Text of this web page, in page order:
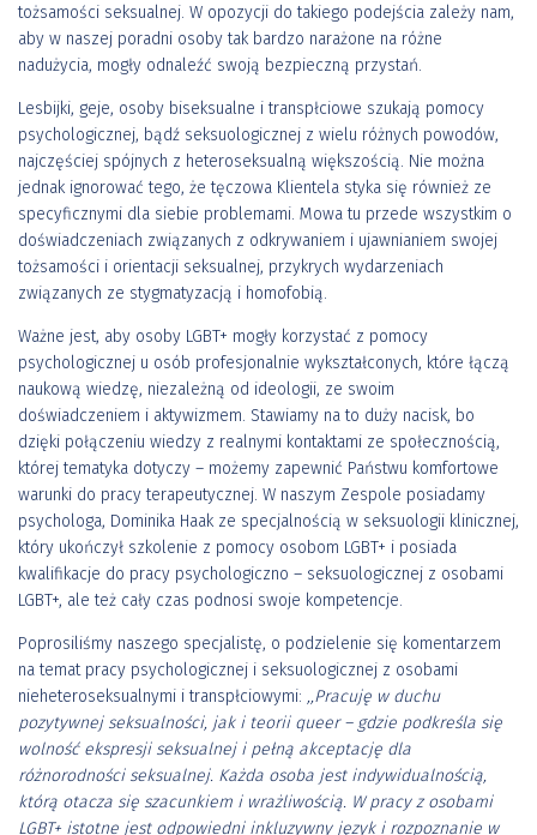
tożsamości seksualnej. W opozycji do takiego podejścia zależy nam,
aby w naszej poradni osoby tak bardzo narażone na różne
nadużycia, mogły odnaleźć swoją bezpieczną przystań.
Lesbijki, geje, osoby biseksualne i transpłciowe szukają pomocy
psychologicznej, bądź seksuologicznej z wielu różnych powodów,
najczęściej spójnych z heteroseksualną większością. Nie można
jednak ignorować tego, że tęczowa Klientela styka się również ze
specyficznymi dla siebie problemami. Mowa tu przede wszystkim o
doświadczeniach związanych z odkrywaniem i ujawnianiem swojej
tożsamości i orientacji seksualnej, przykrych wydarzeniach
związanych ze stygmatyzacją i homofobią.
Ważne jest, aby osoby LGBT+ mogły korzystać z pomocy
psychologicznej u osób profesjonalnie wykształconych, które łączą
naukową wiedzę, niezależną od ideologii, ze swoim
doświadczeniem i aktywizmem. Stawiamy na to duży nacisk, bo
dzięki połączeniu wiedzy z realnymi kontaktami ze społecznością,
której tematyka dotyczy – możemy zapewnić Państwu komfortowe
warunki do pracy terapeutycznej. W naszym Zespole posiadamy
psychologa, Dominika Haak ze specjalnością w seksuologii klinicznej,
który ukończył szkolenie z pomocy osobom LGBT+ i posiada
kwalifikacje do pracy psychologiczno – seksuologicznej z osobami
LGBT+, ale też cały czas podnosi swoje kompetencje.
Poprosiliśmy naszego specjalistę, o podzielenie się komentarzem
na temat pracy psychologicznej i seksuologicznej z osobami
nieheteroseksualnymi i transpłciowymi: ,,Pracuję w duchu
pozytywnej seksualności, jak i teorii queer – gdzie podkreśla się
wolność ekspresji seksualnej i pełną akceptację dla
różnorodności seksualnej. Każda osoba jest indywidualnością,
którą otacza się szacunkiem i wrażliwością. W pracy z osobami
LGBT+ istotne jest odpowiedni inkluzywny język i rozpoznanie w